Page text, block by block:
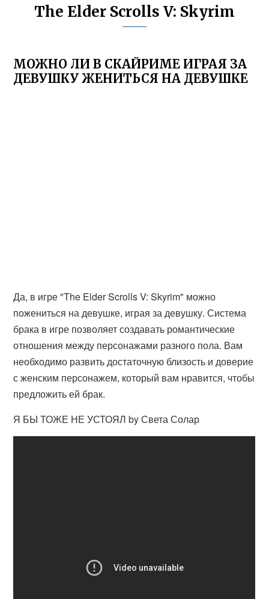
The Elder Scrolls V: Skyrim
МОЖНО ЛИ В СКАЙРИМЕ ИГРАЯ ЗА
ДЕВУШКУ ЖЕНИТЬСЯ НА ДЕВУШКЕ
Да, в игре "The Elder Scrolls V: Skyrim" можно
пожениться на девушке, играя за девушку. Система
брака в игре позволяет создавать романтические
отношения между персонажами разного пола. Вам
необходимо развить достаточную близость и доверие
с женским персонажем, который вам нравится, чтобы
предложить ей брак.
Я БЫ ТОЖЕ НЕ УСТОЯЛ by Света Солар